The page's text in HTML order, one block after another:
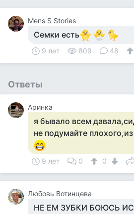
Mens S Stories
Семки есть
9 лет 809 48
Ответы
Аринка
я бывало всем
не подумайте
9 лет 0 0
Любовь Вотинцева
НЕ ЕМ ЗУБКИ БОЮСЬ